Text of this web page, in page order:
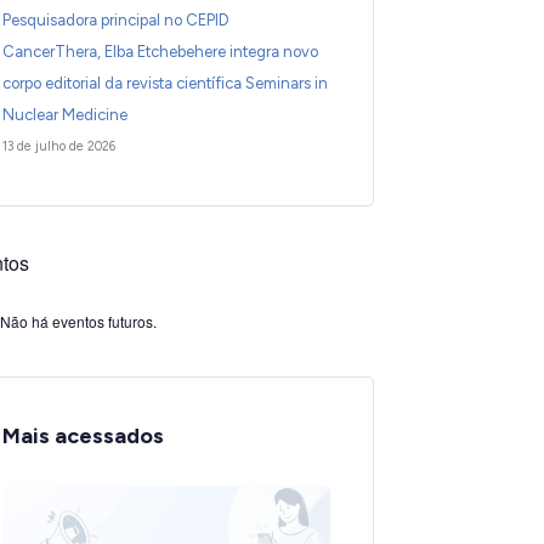
Pesquisadora principal no CEPID
CancerThera, Elba Etchebehere integra novo
corpo editorial da revista científica Seminars in
Nuclear Medicine
13 de julho de 2026
Não há eventos futuros.
Mais acessados